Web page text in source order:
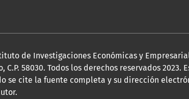
de Investigaciones Económicas y
58030. Todos los derechos reservados 2023.
se cite la fuente completa y su dirección